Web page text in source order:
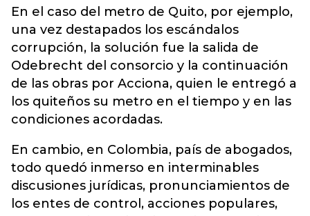
En el caso del metro de Quito, por ejemplo,
una vez destapados los escándalos
corrupción, la solución fue la salida de
Odebrecht del consorcio y la continuación
de las obras por Acciona, quien le entregó a
los quiteños su metro en el tiempo y en las
condiciones acordadas.
En cambio, en Colombia, país de abogados,
todo quedó inmerso en interminables
discusiones jurídicas, pronunciamientos de
los entes de control, acciones populares,